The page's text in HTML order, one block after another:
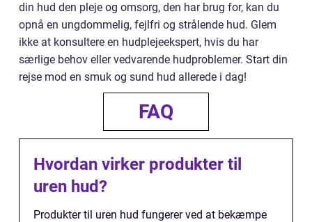
din hud den pleje og omsorg, den har brug for, kan du
opnå en ungdommelig, fejlfri og strålende hud. Glem
ikke at konsultere en hudplejeekspert, hvis du har
særlige behov eller vedvarende hudproblemer. Start din
rejse mod en smuk og sund hud allerede i dag!
FAQ
Hvordan virker produkter til
uren hud?
Produkter til uren hud fungerer ved at bekæmpe